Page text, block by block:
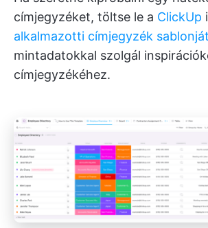
címjegyzéket, töltse le a ClickUp
alkalmazotti címjegyzék sablonját
mintadatokkal szolgál
címjegyzékéhez.